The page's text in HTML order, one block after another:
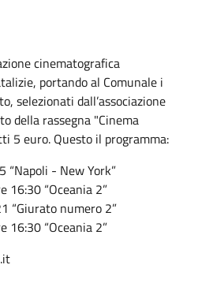
cinematografica
portando al Comunale i
selezionati dall’associazione
della rassegna "Cinema
5 euro. Questo il programma:
- New York”
16:30 “Oceania 2”
“Giurato numero 2”
16:30 “Oceania 2”